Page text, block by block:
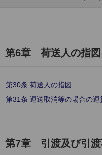
第6章 荷送人の指図
第30条 荷送人の指図
第31条 運送取消等の場合の運
第7章 引渡及び引渡